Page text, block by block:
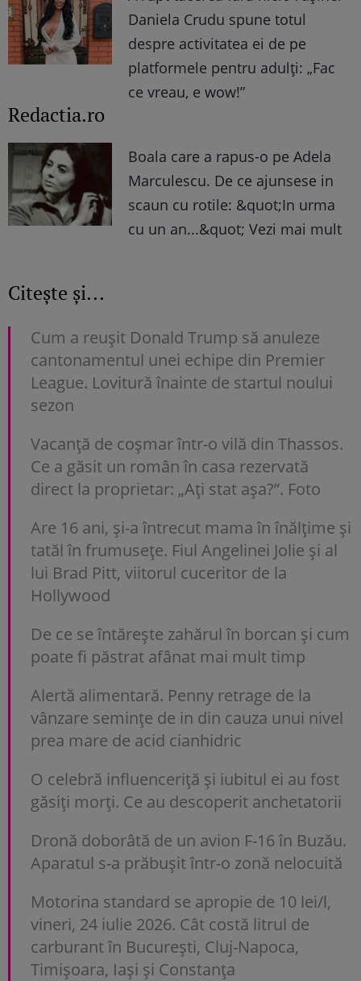
Daniela Crudu spune totul
despre activitatea ei de pe
platformele pentru adulți: „Fac
ce vreau, e wow!”
Redactia.ro
Boala care a rapus-o pe Adela
Marculescu. De ce ajunsese in
scaun cu rotile: &quot;In urma
cu un an...&quot; Vezi mai mult
Citește și...
Cum a reușit Donald Trump să anuleze
cantonamentul unei echipe din Premier
League. Lovitură înainte de startul noului
sezon
Vacanță de coșmar într-o vilă din Thassos.
Ce a găsit un român în casa rezervată
direct la proprietar: „Aţi stat aşa?”. Foto
Are 16 ani, și-a întrecut mama în înălțime și
tatăl în frumusețe. Fiul Angelinei Jolie și al
lui Brad Pitt, viitorul cuceritor de la
Hollywood
De ce se întărește zahărul în borcan și cum
poate fi păstrat afânat mai mult timp
Alertă alimentară. Penny retrage de la
vânzare semințe de in din cauza unui nivel
prea mare de acid cianhidric
O celebră influenceriță și iubitul ei au fost
găsiți morți. Ce au descoperit anchetatorii
Dronă doborâtă de un avion F-16 în Buzău.
Aparatul s-a prăbușit într-o zonă nelocuită
Motorina standard se apropie de 10 lei/l,
vineri, 24 iulie 2026. Cât costă litrul de
carburant în București, Cluj-Napoca,
Timișoara, Iași și Constanța